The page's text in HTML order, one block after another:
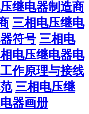
继电器制造商
三相电压继电
符号 三相电
电压继电器电
作原理与接线
三相电压继
器画册